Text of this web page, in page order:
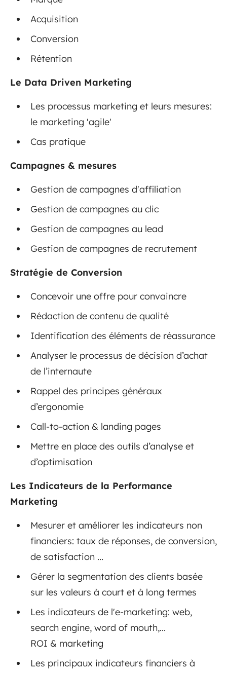
Acquisition
Conversion
Rétention
Le Data Driven Marketing
Les processus marketing et leurs mesures:
le marketing 'agile'
Cas pratique
Campagnes & mesures
Gestion de campagnes d'affiliation
Gestion de campagnes au clic
Gestion de campagnes au lead
Gestion de campagnes de recrutement
Stratégie de Conversion
Concevoir une offre pour convaincre
Rédaction de contenu de qualité
Identification des éléments de réassurance
Analyser le processus de décision d’achat
de l’internaute
Rappel des principes généraux
d’ergonomie
Call-to-action & landing pages
Mettre en place des outils d’analyse et
d’optimisation
Les Indicateurs de la Performance
Marketing
Mesurer et améliorer les indicateurs non
financiers: taux de réponses, de conversion,
de satisfaction ...
Gérer la segmentation des clients basée
sur les valeurs à court et à long termes
Les indicateurs de l'e-marketing: web,
search engine, word of mouth,...
ROI & marketing
Les principaux indicateurs financiers à